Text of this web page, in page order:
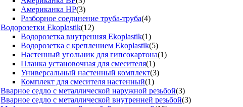
Американка НР(3)
Разборное соединение труба-труба(4)
Водорозетки Ekoplastik(12)
Водорозетка внутренняя Ekoplastik(1)
Водорозетка с креплением Ekoplastik(5)
Настенный угольник для гипсокартона(1)
Планка установочная для смесителя(1)
Универсальный настенный комплект(3)
Комплект для смесителя настенный(1)
Вварное седло с металлической наружной резьбой(3)
Вварное седло с металлической внутренней резьбой(3)